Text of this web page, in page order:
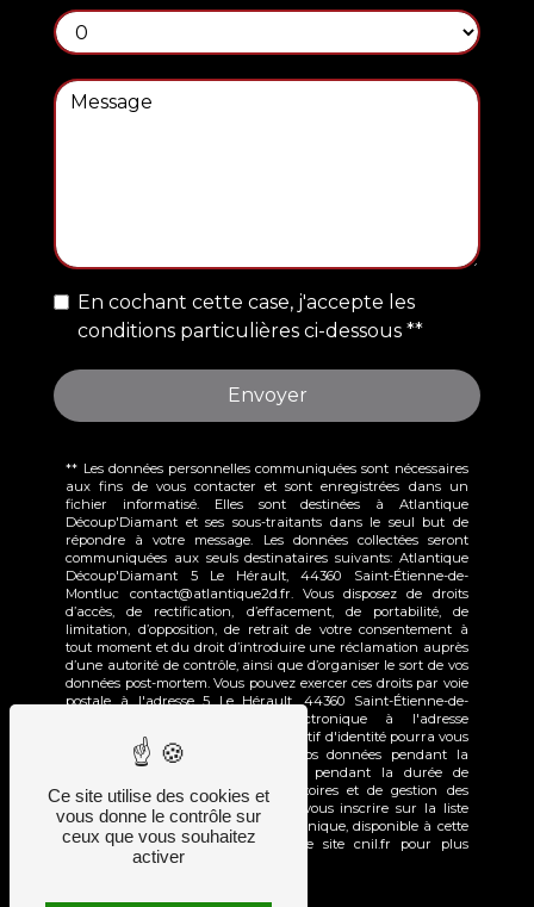
En cochant cette case, j'accepte les
conditions particulières ci-dessous **
Envoyer
** Les données personnelles communiquées sont nécessaires
aux fins de vous contacter et sont enregistrées dans un
fichier informatisé. Elles sont destinées à Atlantique
Découp'Diamant et ses sous-traitants dans le seul but de
répondre à votre message. Les données collectées seront
communiquées aux seuls destinataires suivants: Atlantique
Découp'Diamant 5 Le Hérault, 44360 Saint-Étienne-de-
Montluc contact@atlantique2d.fr. Vous disposez de droits
d’accès, de rectification, d’effacement, de portabilité, de
limitation, d’opposition, de retrait de votre consentement à
tout moment et du droit d’introduire une réclamation auprès
d’une autorité de contrôle, ainsi que d’organiser le sort de vos
données post-mortem. Vous pouvez exercer ces droits par voie
postale à l'adresse 5 Le Hérault, 44360 Saint-Étienne-de-
Montluc ou par courrier électronique à l'adresse
contact@atlantique2d.fr. Un justificatif d'identité pourra vous
être demandé. Nous conservons vos données pendant la
période de prise de contact puis pendant la durée de
prescription légale aux fins probatoires et de gestion des
contentieux. Vous avez le droit de vous inscrire sur la liste
d'opposition au démarchage téléphonique, disponible à cette
adresse:
Bloctel.gouv.fr. Consultez le site cnil.fr pour plus
d’informations sur vos droits.
Ce site utilise des cookies et
vous donne le contrôle sur
ceux que vous souhaitez
activer